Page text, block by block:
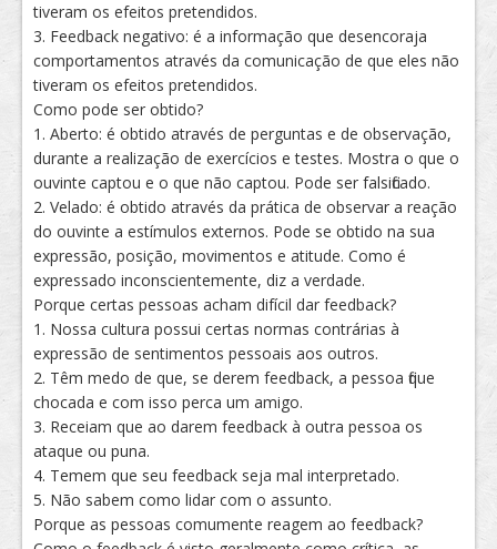
tiveram os efeitos pretendidos.
3. Feedback negativo: é a informação que desencoraja
comportamentos através da comunicação de que eles não
tiveram os efeitos pretendidos.
Como pode ser obtido?
1. Aberto: é obtido através de perguntas e de observação,
durante a realização de exercícios e testes. Mostra o que o
ouvinte captou e o que não captou. Pode ser falsificado.
2. Velado: é obtido através da prática de observar a reação
do ouvinte a estímulos externos. Pode se obtido na sua
expressão, posição, movimentos e atitude. Como é
expressado inconscientemente, diz a verdade.
Porque certas pessoas acham difícil dar feedback?
1. Nossa cultura possui certas normas contrárias à
expressão de sentimentos pessoais aos outros.
2. Têm medo de que, se derem feedback, a pessoa fique
chocada e com isso perca um amigo.
3. Receiam que ao darem feedback à outra pessoa os
ataque ou puna.
4. Temem que seu feedback seja mal interpretado.
5. Não sabem como lidar com o assunto.
Porque as pessoas comumente reagem ao feedback?